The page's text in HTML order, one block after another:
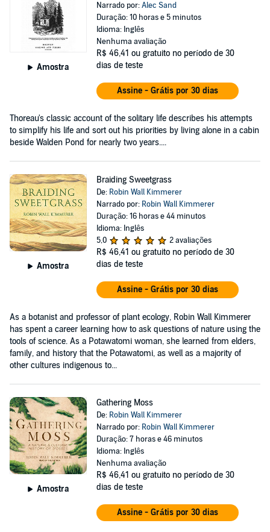
Amostra
Narrado por:Alec Sand
Duração: 10 horas e 5 minutos
Idioma: Inglês
Nenhuma avaliação
R$ 46,41 ou gratuito no período de 30
dias de teste
Assine - Grátis por 30 dias
Thoreau's classic account of the solitary life describes his attempts
to simplify his life and sort out his priorities by living alone in a cabin
beside Walden Pond for nearly two years....
Amostra
Braiding Sweetgrass
De: Robin Wall Kimmerer
Narrado por: Robin Wall Kimmerer
Duração: 16 horas e 44 minutos
Idioma: Inglês
5,0
2 avaliações
R$ 46,41 ou gratuito no período de 30
dias de teste
Assine - Grátis por 30 dias
As a botanist and professor of plant ecology, Robin Wall Kimmerer
has spent a career learning how to ask questions of nature using the
tools of science. As a Potawatomi woman, she learned from elders,
family, and history that the Potawatomi, as well as a majority of
other cultures indigenous to...
Amostra
Gathering Moss
De: Robin Wall Kimmerer
Narrado por: Robin Wall Kimmerer
Duração: 7 horas e 46 minutos
Idioma: Inglês
Nenhuma avaliação
R$ 46,41 ou gratuito no período de 30
dias de teste
Assine - Grátis por 30 dias